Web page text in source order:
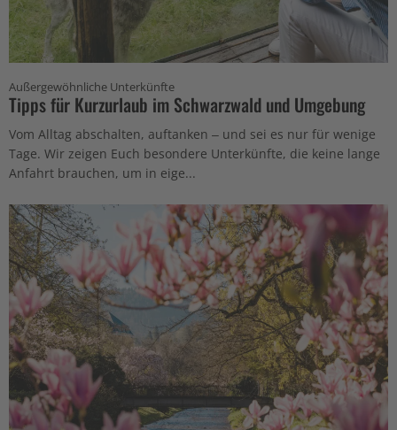
Außergewöhnliche Unterkünfte
Tipps für Kurzurlaub im Schwarzwald und Umgebung
Vom Alltag abschalten, auftanken – und sei es nur für wenige
Tage. Wir zeigen Euch besondere Unterkünfte, die keine lange
Anfahrt brauchen, um in eige...